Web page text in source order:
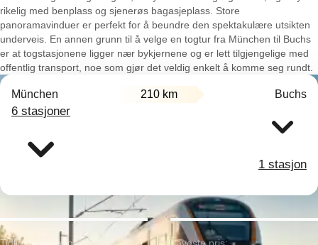
rikelig med benplass og sjenerøs bagasjeplass. Store
panoramavinduer er perfekt for å beundre den spektakulære utsikten
underveis. En annen grunn til å velge en togtur fra München til Buchs
er at togstasjonene ligger nær bykjernene og er lett tilgjengelige med
offentlig transport, noe som gjør det veldig enkelt å komme seg rundt.
München 210 km Buchs
6 stasjoner
1 stasjon